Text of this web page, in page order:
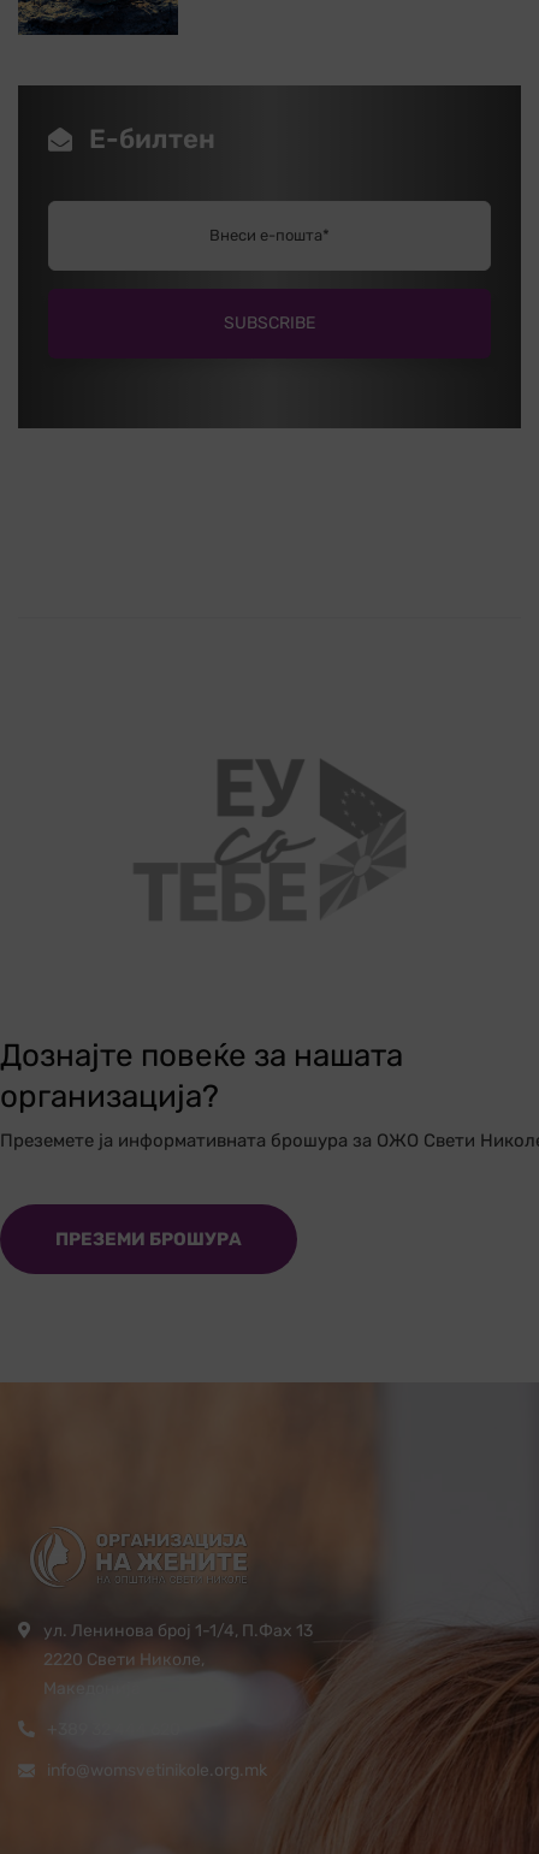
Е-билтен
Дознајте повеќе за нашата
организација?
Преземете ја информативната брошура за ОЖО Свети
ПРЕЗЕМИ БРОШУРА
ул. Ленинова број 1-1/4, П.Фах 13
2220 Свети Николе,
Македонија
info@womsvetinikole.org.mk